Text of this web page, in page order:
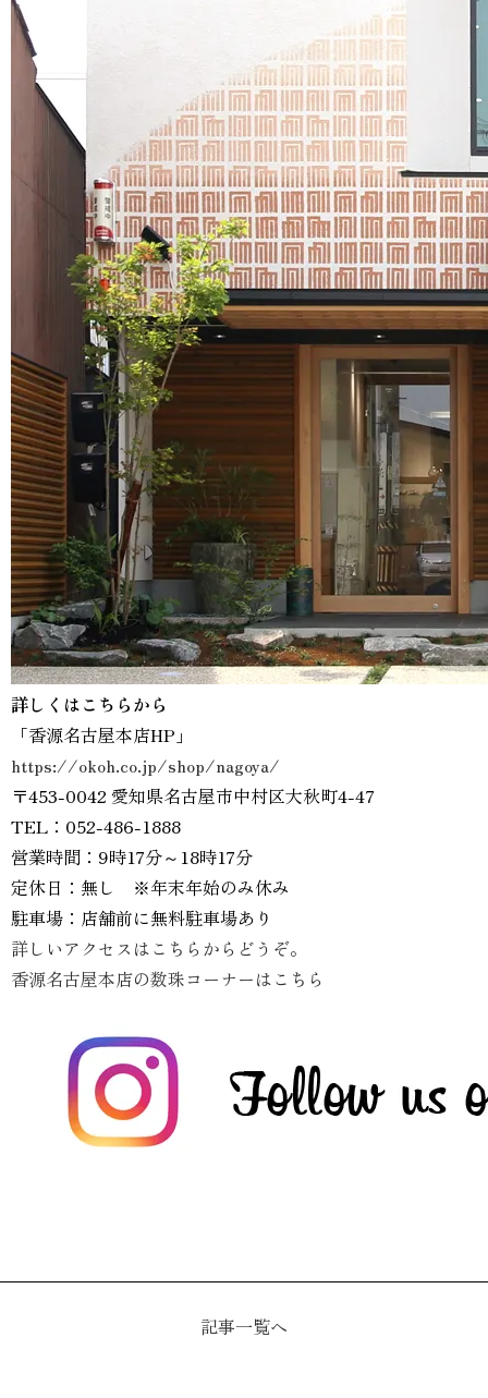
詳しくはこちらから
「香源名古屋本店HP」
https://okoh.co.jp/shop/nagoya/
〒453-0042 愛知県名古屋市中村区大秋町4-47
TEL：052-486-1888
営業時間：9時17分～18時17分
定休日：無し ※年末年始のみ休み
駐車場：店舗前に無料駐車場あり
詳しいアクセスはこちらからどうぞ。
香源名古屋本店の数珠コーナーはこちら
記事一覧へ